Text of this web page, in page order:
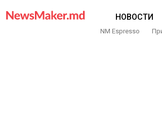
НОВОСТИ
NM Espresso